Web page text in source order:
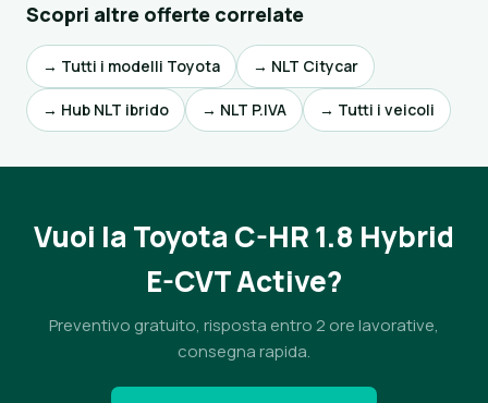
Scopri altre offerte correlate
→ Tutti i modelli Toyota → NLT Citycar
→ Hub NLT ibrido → NLT P.IVA → Tutti i veicoli
Vuoi la Toyota C-HR 1.8 Hybrid
E-CVT Active?
Preventivo gratuito, risposta entro 2 ore lavorative,
consegna rapida.